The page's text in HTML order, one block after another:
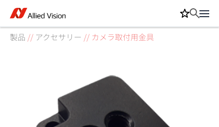
製品 // アクセサリー // カメラ取付用金具